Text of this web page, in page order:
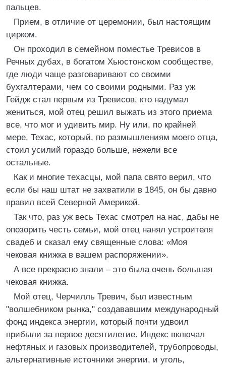
пальцев.
Прием, в отличие от церемонии, был настоящим
цирком.
Он проходил в семейном поместье Тревисов в
Речных дубах, в богатом Хьюстонском сообществе,
где люди чаще разговаривают со своими
бухгалтерами, чем со своими родными. Раз уж
Гейдж стал первым из Тревисов, кто надумал
жениться, мой отец решил выжать из этого приема
все, что мог и удивить мир. Ну или, по крайней
мере, Техас, который, по размышлениям моего отца,
стоил усилий гораздо больше, нежели все
остальные.
Как и многие техасцы, мой папа свято верил, что
если бы наш штат не захватили в 1845, он бы давно
правил всей Северной Америкой.
Так что, раз уж весь Техас смотрел на нас, дабы не
опозорить честь семьи, мой отец нанял устроителя
свадеб и сказал ему священные слова: «Моя
чековая книжка в вашем распоряжении».
А все прекрасно знали – это была очень большая
чековая книжка.
Мой отец, Черчилль Тревич, был известным
"волшебником рынка," создававшим международный
фонд индекса энергии, который почти удвоил
прибыли за первое десятилетие. Индекс включал
нефтяных и газовых производителей, трубопроводы,
альтернативные источники энергии, и уголь,